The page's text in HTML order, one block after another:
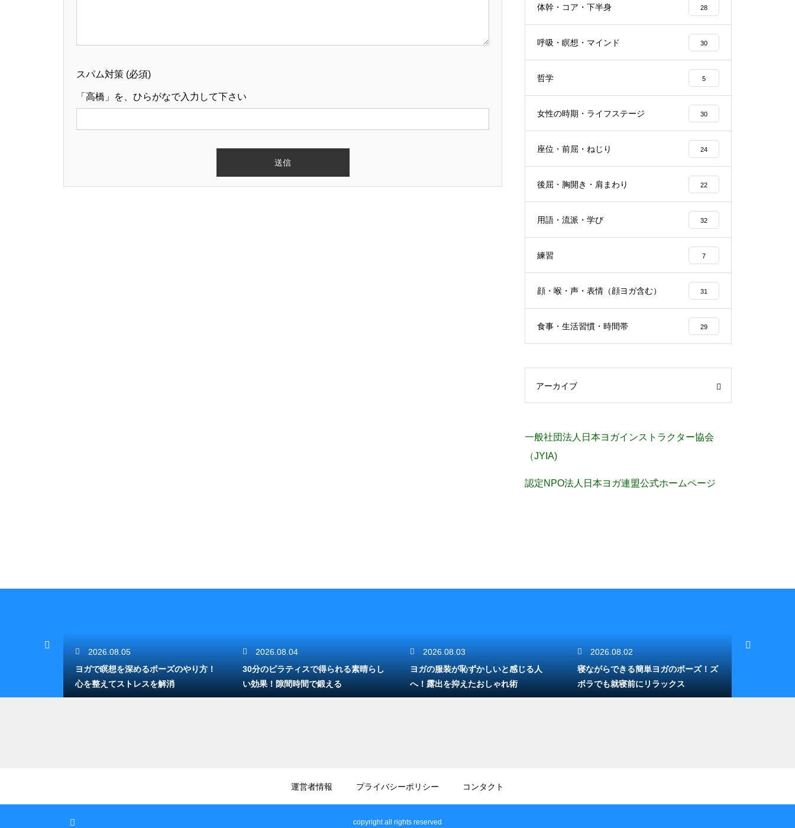
スパム対策 (必須)
「高橋」を、ひらがなで入力して下さい
体幹・コア・下半身 28
呼吸・瞑想・マインド 30
哲学 5
女性の時期・ライフステージ 30
座位・前屈・ねじり 24
後屈・胸開き・肩まわり 22
用語・流派・学び 32
練習 7
顔・喉・声・表情（顔ヨガ含む） 31
食事・生活習慣・時間帯 29
アーカイブ
一般社団法人日本ヨガインストラクター協会
（JYIA)
認定NPO法人日本ヨガ連盟公式ホームページ
2026.08.05
ヨガで瞑想を深めるポーズのやり方！
心を整えてストレスを解消
2026.08.04
30分のピラティスで得られる素晴らし
い効果！隙間時間で鍛える
2026.08.03
ヨガの服装が恥ずかしいと感じる人
へ！露出を抑えたおしゃれ術
2026.08.02
寝ながらできる簡単ヨガのポーズ！ズ
ボラでも就寝前にリラックス
運営者情報 プライバシーポリシー コンタクト
copyright all rights reserved